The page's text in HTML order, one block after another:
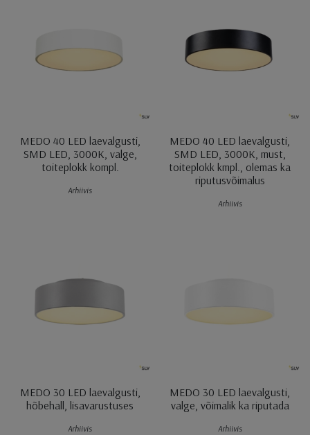
MEDO 40 LED laevalgusti,
SMD LED, 3000K, valge,
toiteplokk kompl.
Arhiivis
MEDO 40 LED laevalgusti,
SMD LED, 3000K, must,
toiteplokk kmpl., olemas ka
riputusvõimalus
Arhiivis
MEDO 30 LED laevalgusti,
hõbehall, lisavarustuses
Arhiivis
MEDO 30 LED laevalgusti,
valge, võimalik ka riputada
Arhiivis